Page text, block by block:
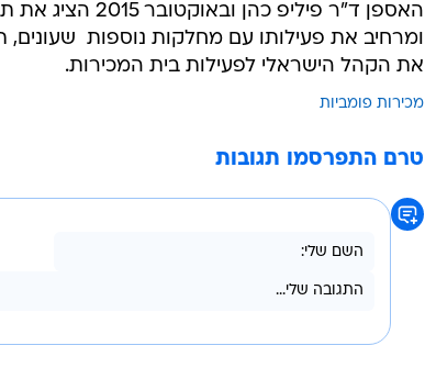
האספן ד"ר
ומרחיב את פעילותו עם מחלקות נוספות 
את הקהל הישראלי לפעילות בית המכירות.
מכירות פומביות
טרם התפרסמו תגובות